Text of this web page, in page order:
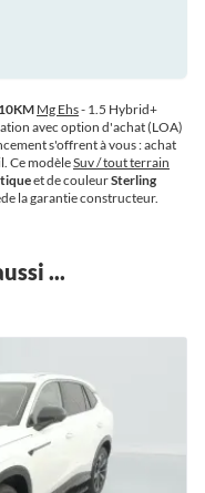
Mg Ehs- 1.5 Hybrid+
avec option d'achat (LOA)
s'offrent à vous : achat
Ce modèleSuv / tout terrain
et de couleurSterling
la garantie constructeur.
...